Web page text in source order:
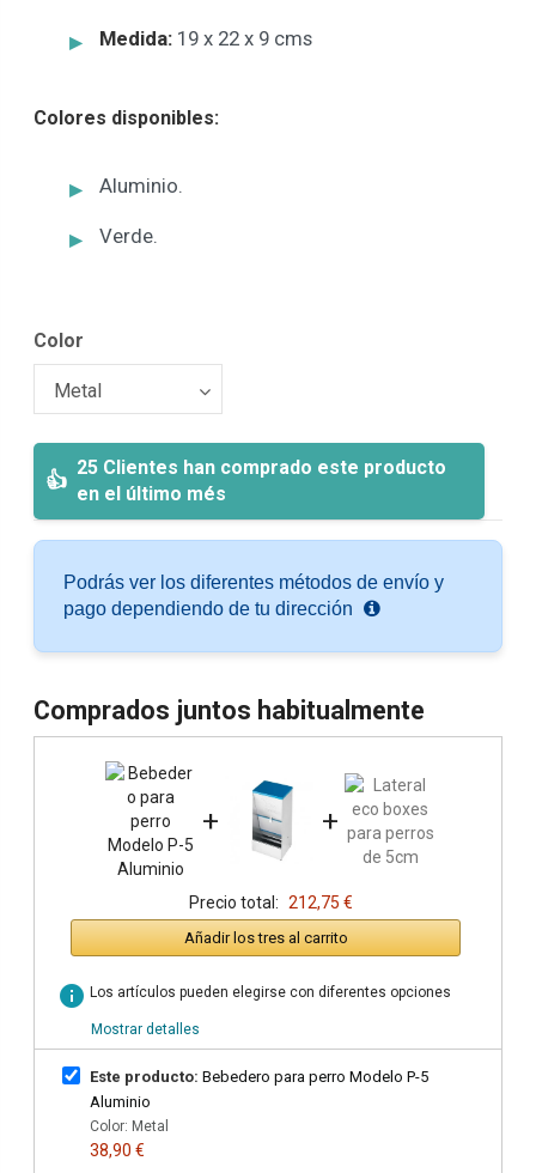
Medida:19 x 22 x 9 cms
Colores disponibles:
Aluminio.
Verde.
Color
25 Clientes han comprado este producto
en el último més
Podrás ver los diferentes métodos de envío y
pago dependiendo de tu dirección
Comprados juntos habitualmente
+ +
Precio total: 212,75 €
Añadir los tres al carrito
info Los artículos pueden elegirse con diferentes opciones
Mostrar detalles
Este producto: Bebedero para perro Modelo P-5
Aluminio
Color: Metal
38,90 €